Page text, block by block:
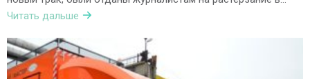
Читать дальше